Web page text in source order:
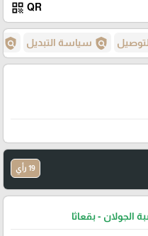
QR
qr_code
policy سياسة التبديل policy
19 رأي
الجولان - بقعاثا